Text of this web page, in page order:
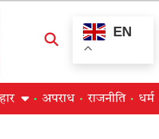
EN
अपराध राजनीति धर्म